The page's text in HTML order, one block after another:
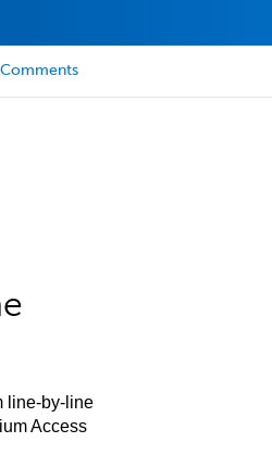
Comments
line-by-line
Access